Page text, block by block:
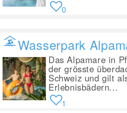
0
Wasserpark
Das Alpamare in
der grösste
Schweiz und gilt
Erlebnisbädern...
1